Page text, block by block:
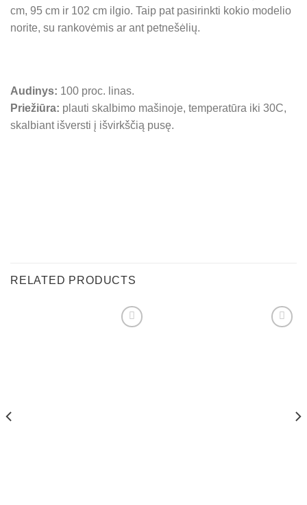
cm, 95 cm ir 102 cm ilgio. Taip pat pasirinkti kokio modelio
norite, su rankovėmis ar ant petnešėlių.
Audinys: 100 proc. linas.
Priežiūra: plauti skalbimo mašinoje, temperatūra iki 30C,
skalbiant išversti į išvirkščią pusę.
RELATED PRODUCTS